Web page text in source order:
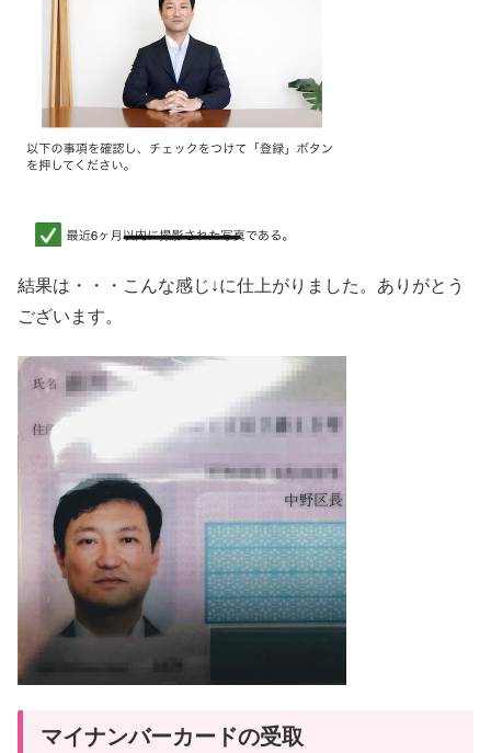
結果は・・・こんな感じ↓に仕上がりました。ありがとう
ございます。
マイナンバーカードの受取